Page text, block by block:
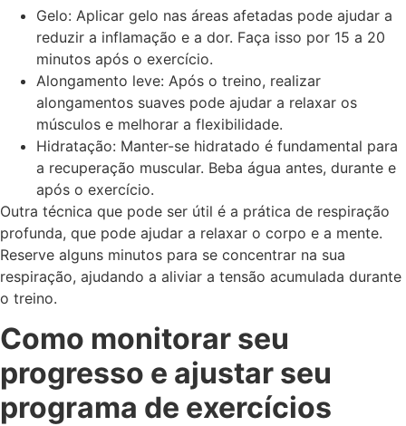
Gelo: Aplicar gelo nas áreas afetadas pode ajudar a
reduzir a inflamação e a dor. Faça isso por 15 a 20
minutos após o exercício.
Alongamento leve: Após o treino, realizar
alongamentos suaves pode ajudar a relaxar os
músculos e melhorar a flexibilidade.
Hidratação: Manter-se hidratado é fundamental para
a recuperação muscular. Beba água antes, durante e
após o exercício.
Outra técnica que pode ser útil é a prática de respiração
profunda, que pode ajudar a relaxar o corpo e a mente.
Reserve alguns minutos para se concentrar na sua
respiração, ajudando a aliviar a tensão acumulada durante
o treino.
Como monitorar seu
progresso e ajustar seu
programa de exercícios